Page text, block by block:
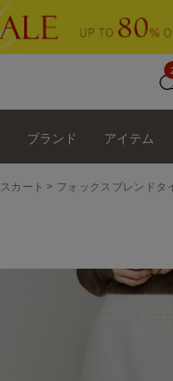
ブランド アイテム
スカート フォックスブレンドタ